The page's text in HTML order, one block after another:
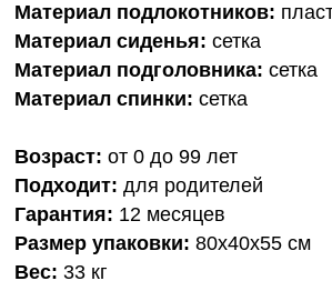
Материал подлокотников:
Материал сиденья: сетка
Материал подголовника: сетка
Материал спинки: сетка
Возраст: от 0 до 99 лет
Подходит: для родителей
Гарантия: 12 месяцев
Размер упаковки: 80х40х55 см
Вес: 33 кг